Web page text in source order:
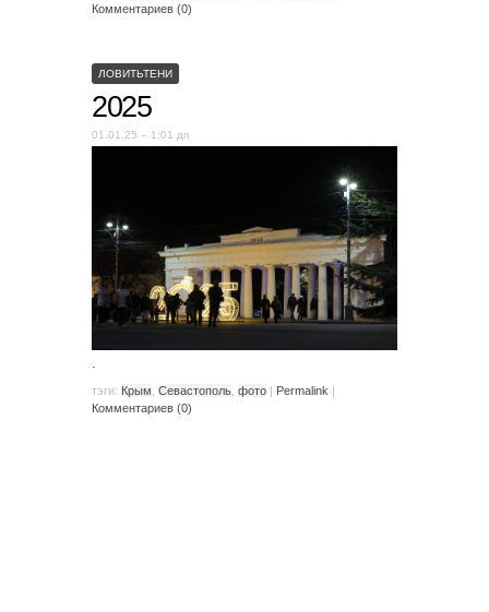
Комментариев (0)
ЛОВИТЬТЕНИ
2025
01.01.25 – 1:01 дп
тэги: Крым Севастополь фото | Permalink |
Комментариев (0)